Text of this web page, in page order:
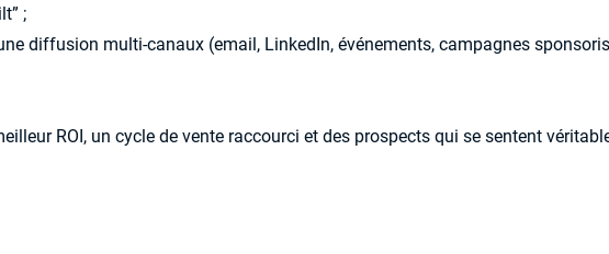
;
diffusion multi-canaux (email, LinkedIn, événements, campagnes
ROI, un cycle de vente raccourci et des prospects qui se sentent